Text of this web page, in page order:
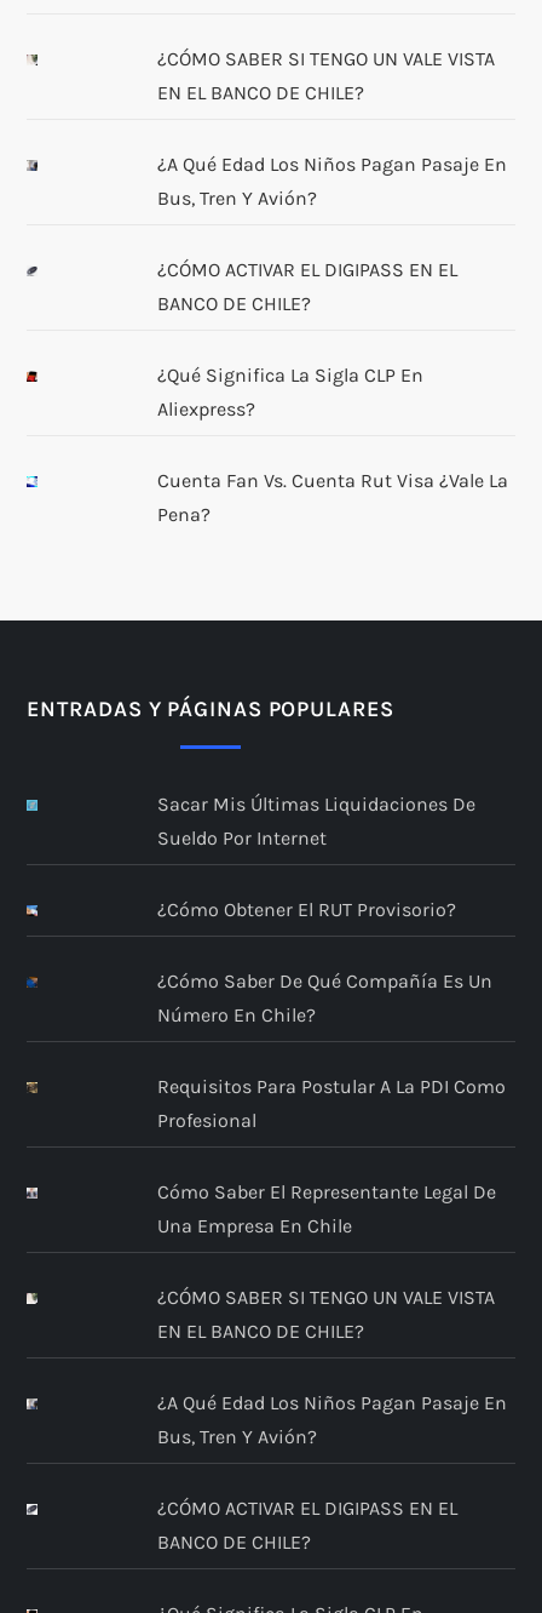
¿CÓMO SABER SI TENGO UN VALE VISTA
EN EL BANCO DE CHILE?
¿A Qué Edad Los Niños Pagan Pasaje En
Bus, Tren Y Avión?
¿CÓMO ACTIVAR EL DIGIPASS EN EL
BANCO DE CHILE?
¿Qué Significa La Sigla CLP En
Aliexpress?
Cuenta Fan Vs. Cuenta Rut Visa ¿Vale La
Pena?
ENTRADAS Y PÁGINAS POPULARES
Sacar Mis Últimas Liquidaciones De
Sueldo Por Internet
¿Cómo Obtener El RUT Provisorio?
¿Cómo Saber De Qué Compañía Es Un
Número En Chile?
Requisitos Para Postular A La PDI Como
Profesional
Cómo Saber El Representante Legal De
Una Empresa En Chile
¿CÓMO SABER SI TENGO UN VALE VISTA
EN EL BANCO DE CHILE?
¿A Qué Edad Los Niños Pagan Pasaje En
Bus, Tren Y Avión?
¿CÓMO ACTIVAR EL DIGIPASS EN EL
BANCO DE CHILE?